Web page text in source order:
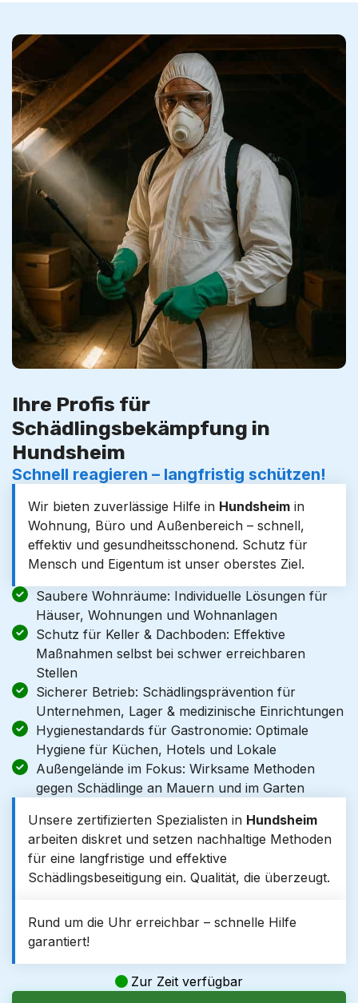
Ihre Profis für
Schädlingsbekämpfung in
Hundsheim
Schnell reagieren – langfristig schützen!
Wir bieten zuverlässige Hilfe in Hundsheim in
Wohnung, Büro und Außenbereich – schnell,
effektiv und gesundheitsschonend. Schutz für
Mensch und Eigentum ist unser oberstes Ziel.
Saubere Wohnräume: Individuelle Lösungen für
Häuser, Wohnungen und Wohnanlagen
Schutz für Keller & Dachboden: Effektive
Maßnahmen selbst bei schwer erreichbaren
Stellen
Sicherer Betrieb: Schädlingsprävention für
Unternehmen, Lager & medizinische Einrichtungen
Hygienestandards für Gastronomie: Optimale
Hygiene für Küchen, Hotels und Lokale
Außengelände im Fokus: Wirksame Methoden
gegen Schädlinge an Mauern und im Garten
Unsere zertifizierten Spezialisten in Hundsheim
arbeiten diskret und setzen nachhaltige Methoden
für eine langfristige und effektive
Schädlingsbeseitigung ein. Qualität, die überzeugt.
Rund um die Uhr erreichbar – schnelle Hilfe
garantiert!
Zur Zeit verfügbar